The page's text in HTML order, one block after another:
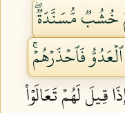
خُشُبٞ مُّسَنَّدَةٞۖ
فَٱحۡذَرۡهُمۡۚ
قِيلَ لَهُمۡ تَعَالَوۡاْ